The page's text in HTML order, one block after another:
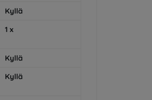
Kyllä
1 x
Kyllä
Kyllä